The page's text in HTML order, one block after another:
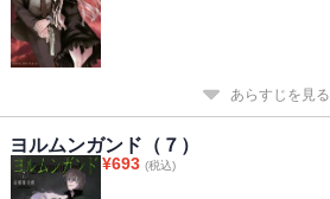
あらすじを見る
ヨルムンガンド（７）
¥693 (税込)